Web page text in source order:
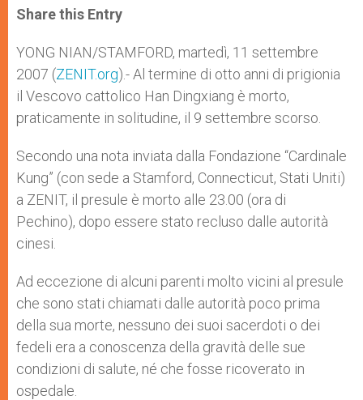
t
s
p
p
s
e
g
e
r
e
b
o
k
r
Share this Entry
YONG NIAN/STAMFORD, martedì, 11 settembre
2007 (ZENIT.org).- Al termine di otto anni di prigionia
il Vescovo cattolico Han Dingxiang è morto,
praticamente in solitudine, il 9 settembre scorso.
Secondo una nota inviata dalla Fondazione “Cardinale
Kung” (con sede a Stamford, Connecticut, Stati Uniti)
a ZENIT, il presule è morto alle 23.00 (ora di
Pechino), dopo essere stato recluso dalle autorità
cinesi.
Ad eccezione di alcuni parenti molto vicini al presule
che sono stati chiamati dalle autorità poco prima
della sua morte, nessuno dei suoi sacerdoti o dei
fedeli era a conoscenza della gravità delle sue
condizioni di salute, né che fosse ricoverato in
ospedale.